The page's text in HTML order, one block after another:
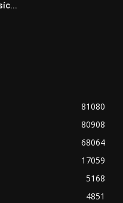
81080
80908
68064
17059
5168
4851